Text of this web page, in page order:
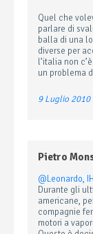
Quel che
parlare di
balla di una
diverse per
l’italia non
un problema
9 Luglio 2010
Pietro
@Leonardo,
Durante gli
americane,
compagnie
motori a